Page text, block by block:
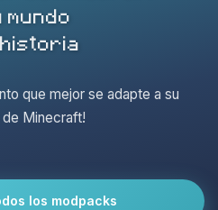
mundo
que mejor se adapte a su
Minecraft!
los modpacks